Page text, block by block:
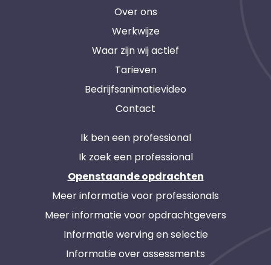
Over ons
Werkwijze
Waar zijn wij actief
Tarieven
Bedrijfsanimatievideo
Contact
Ik ben een professional
Ik zoek een professional
Openstaande opdrachten
Meer informatie voor professionals
Meer informatie voor opdrachtgevers
Informatie werving en selectie
Informatie over assessments